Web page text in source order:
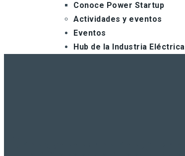
Conoce Power Startup
Actividades y eventos
Eventos
Hub de la Industria Eléctrica